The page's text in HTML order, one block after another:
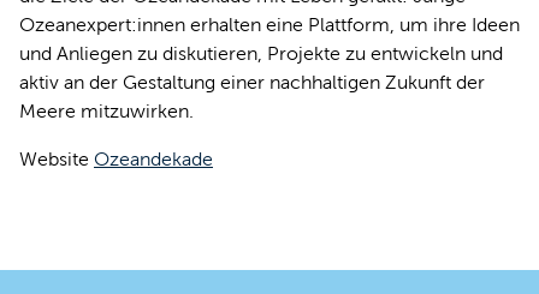
Ozeanexpert:innen erhalten eine Plattform, um ihre Ideen
und Anliegen zu diskutieren, Projekte zu entwickeln und
aktiv an der Gestaltung einer nachhaltigen Zukunft der
Meere mitzuwirken.
Website Ozeandekade